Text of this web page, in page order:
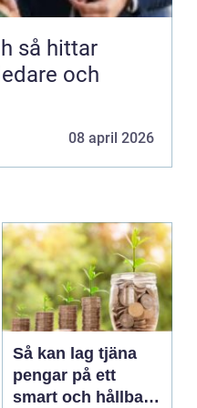
och
08 april 2026
Så kan lag tjäna
pengar på ett
smart och hållbart